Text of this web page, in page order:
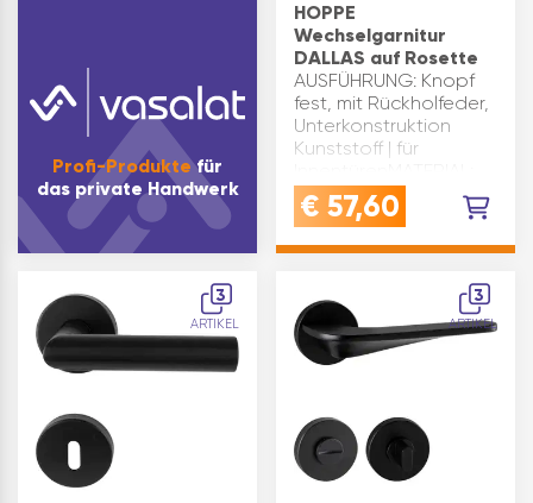
Profi-Produktefür
das private Handwerk
HOPPE
Wechselgarnitur
DALLAS auf Rosette
AUSFÜHRUNG: Knopf
fest, mit Rückholfeder,
Unterkonstruktion
Kunststoff | für
Aluminium schawrz
matt | Lochung: PZ (für
Türgriffe fest/drehbar,
€ 57,60
3
ARTIKEL
3
ARTIKEL